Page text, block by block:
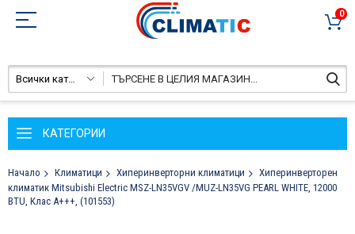
0
Всички категории
КАТЕГОРИИ
Начало Климатици Хиперинверторни климатици
Хиперинверторен
климатик Mitsubishi Electric MSZ-LN35VGV /MUZ-LN35VG PEARL WHITE, 12000
BTU, Клас A+++, (101553)